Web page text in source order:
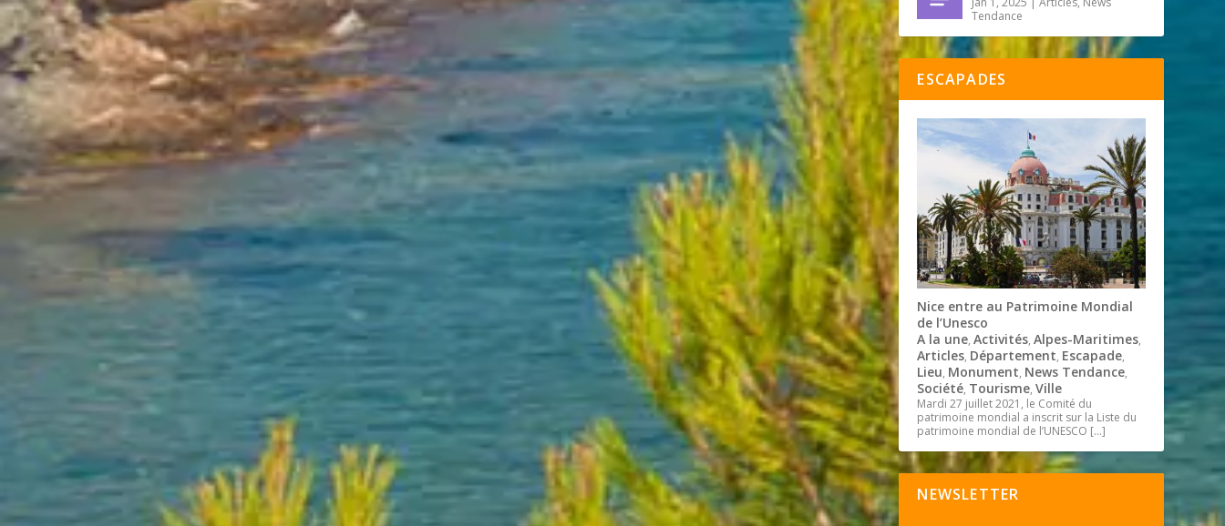
Tendance
ESCAPADES
Nice entre au Patrimoine Mondial
de l’Unesco
A la une,Activités,Alpes-Maritimes,
Articles, Département, Escapade,
Lieu, Monument, News Tendance,
Société, Tourisme,Ville
Mardi 27 juillet 2021, le Comité du
patrimoine mondial a inscrit sur la Liste du
patrimoine mondial de l’UNESCO […]
NEWSLETTER